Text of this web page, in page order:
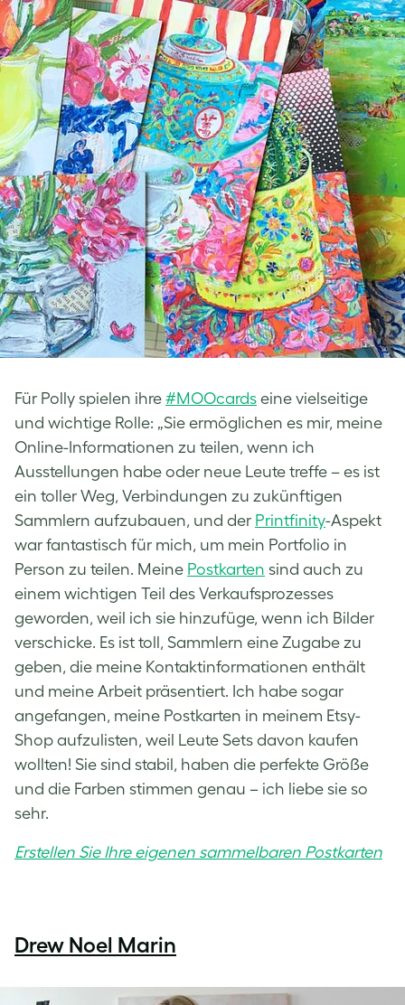
Für Polly spielen ihre #MOOcards eine vielseitige
und wichtige Rolle: „Sie ermöglichen es mir, meine
Online-Informationen zu teilen, wenn ich
Ausstellungen habe oder neue Leute treffe – es ist
ein toller Weg, Verbindungen zu zukünftigen
Sammlern aufzubauen, und der Printfinity-Aspekt
war fantastisch für mich, um mein Portfolio in
Person zu teilen. Meine Postkarten sind auch zu
einem wichtigen Teil des Verkaufsprozesses
geworden, weil ich sie hinzufüge, wenn ich Bilder
verschicke. Es ist toll, Sammlern eine Zugabe zu
geben, die meine Kontaktinformationen enthält
und meine Arbeit präsentiert. Ich habe sogar
angefangen, meine Postkarten in meinem Etsy-
Shop aufzulisten, weil Leute Sets davon kaufen
wollten! Sie sind stabil, haben die perfekte Größe
und die Farben stimmen genau – ich liebe sie so
sehr.
Erstellen Sie Ihre eigenen sammelbaren Postkarten
Drew Noel Marin